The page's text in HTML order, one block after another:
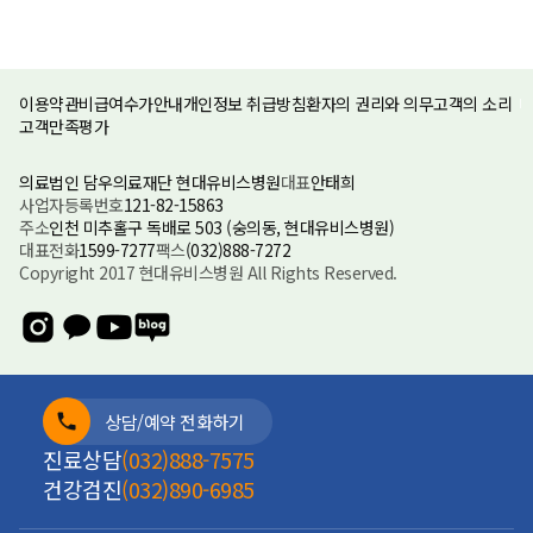
이용약관비급여수가안내개인정보 취급방침환자의 권리와 의무고객의 소리
고객만족평가
의료법인 담우의료재단 현대유비스병원대표안태희
사업자등록번호121-82-15863
주소인천 미추홀구 독배로 503 (숭의동, 현대유비스병원)
대표전화1599-7277팩스(032)888-7272
Copyright 2017 현대유비스병원 All Rights Reserved.
상담/예약 전화하기
진료상담(032)888-7575
건강검진(032)890-6985